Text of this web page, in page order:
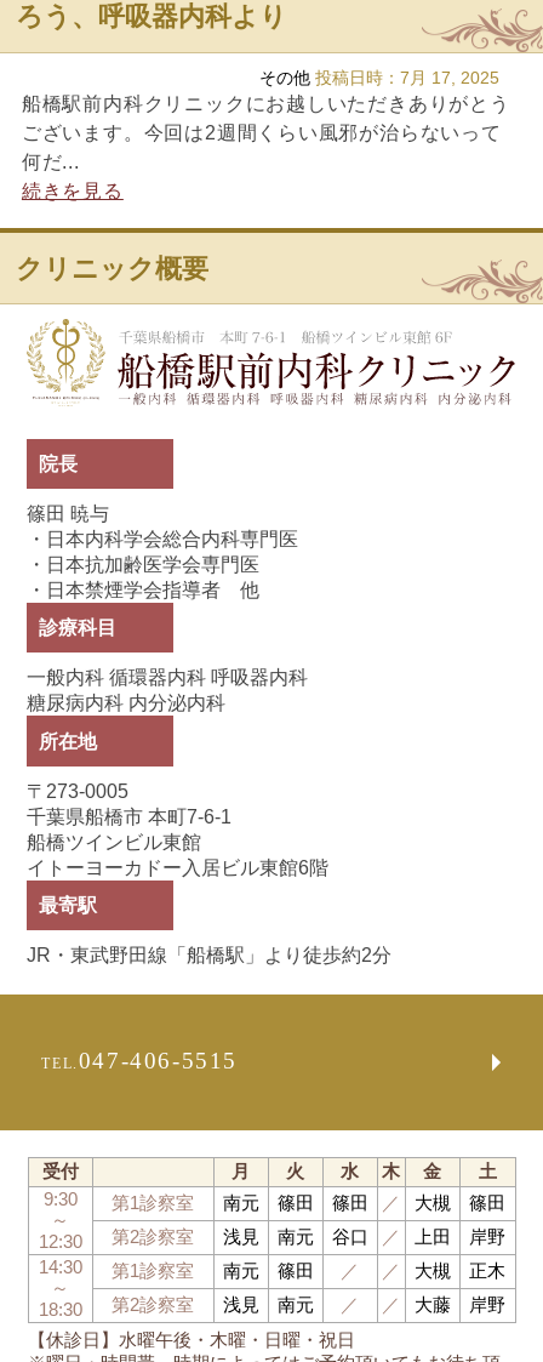
ろう、呼吸器内科より
その他 投稿日時：7月 17, 2025
船橋駅前内科クリニックにお越しいただきありがとう
ございます。今回は2週間くらい風邪が治らないって
何だ...
続きを見る
クリニック概要
院長
篠田 暁与
・日本内科学会総合内科専門医
・日本抗加齢医学会専門医
・日本禁煙学会指導者 他
診療科目
一般内科 循環器内科 呼吸器内科
糖尿病内科 内分泌内科
所在地
〒273-0005
千葉県船橋市 本町7-6-1
船橋ツインビル東館
イトーヨーカドー入居ビル東館6階
最寄駅
JR・東武野田線「船橋駅」より徒歩約2分
TEL. 047-406-5515
【休診日】水曜午後・木曜・日曜・祝日
受付 月 火 水 木 金
土
9:30
～
12:30
第1診察室 南元 篠田 篠田 ／ 大槻
篠田
第2診察室
浅見 南元 谷口 ／ 上田
岸野
14:30
～
18:30
第1診察室 南元 篠田 ／ ／ 大槻
正木
第2診察室
浅見 南元 ／ ／ 大藤 岸野